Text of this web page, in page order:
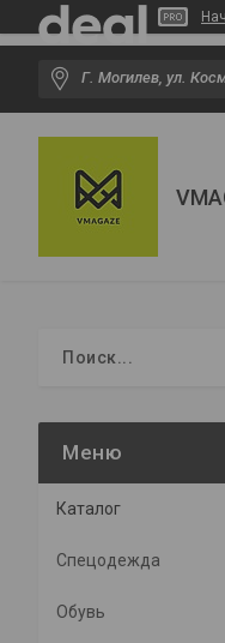
Г. Могилев, ул.
Каталог
Спецодежда
Обувь